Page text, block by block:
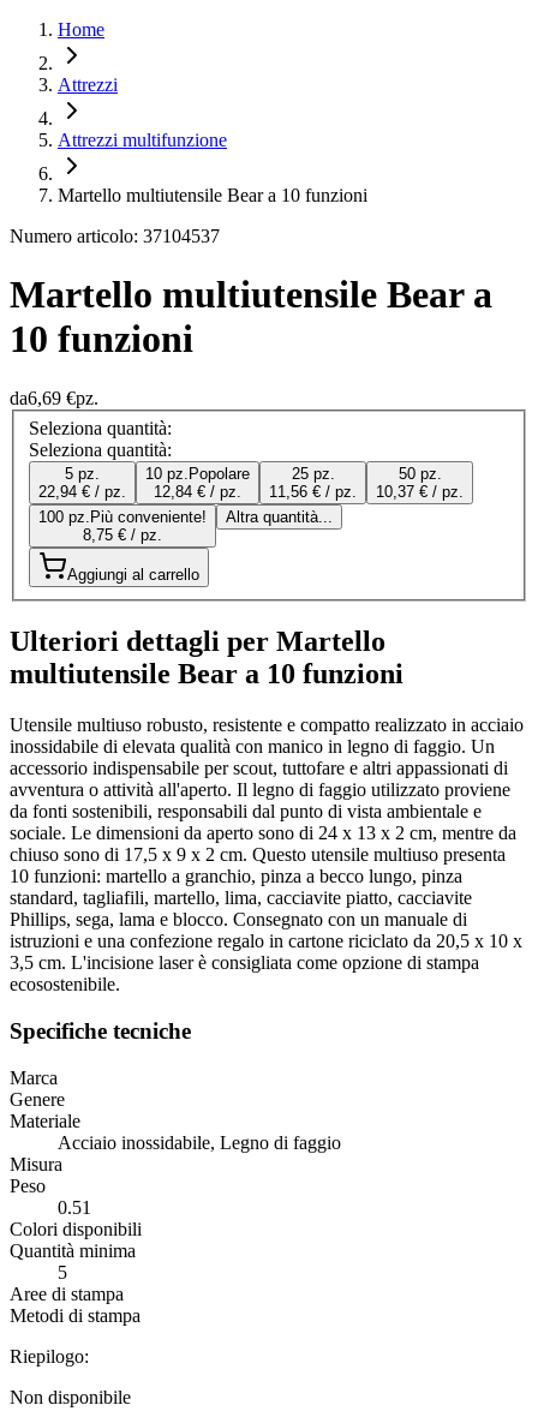
Home
Attrezzi
Attrezzi multifunzione
Martello multiutensile Bear a 10 funzioni
Numero articolo: 37104537
Martello multiutensile Bear a
10 funzioni
da6,69 €pz.
Seleziona quantità:
Seleziona quantità:
5 pz.
22,94 € / pz.
10 pz. Popolare
12,84 € / pz.
25 pz.
11,56 € / pz.
50 pz.
10,37 € / pz.
100 pz. Più conveniente!
8,75 € / pz.
Altra quantità...
Aggiungi al carrello
Ulteriori dettagli per Martello
multiutensile Bear a 10 funzioni
Utensile multiuso robusto, resistente e compatto realizzato in acciaio
inossidabile di elevata qualità con manico in legno di faggio. Un
accessorio indispensabile per scout, tuttofare e altri appassionati di
avventura o attività all'aperto. Il legno di faggio utilizzato proviene
da fonti sostenibili, responsabili dal punto di vista ambientale e
sociale. Le dimensioni da aperto sono di 24 x 13 x 2 cm, mentre da
chiuso sono di 17,5 x 9 x 2 cm. Questo utensile multiuso presenta
10 funzioni: martello a granchio, pinza a becco lungo, pinza
standard, tagliafili, martello, lima, cacciavite piatto, cacciavite
Phillips, sega, lama e blocco. Consegnato con un manuale di
istruzioni e una confezione regalo in cartone riciclato da 20,5 x 10 x
3,5 cm. L'incisione laser è consigliata come opzione di stampa
ecosostenibile.
Specifiche tecniche
Marca
Genere
Materiale
Acciaio inossidabile, Legno di faggio
Misura
Peso
0.51
Colori disponibili
Quantità minima
5
Aree di stampa
Metodi di stampa
Riepilogo:
Non disponibile